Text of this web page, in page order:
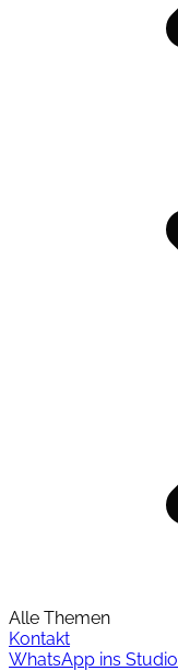
Alle Themen
Kontakt
WhatsApp ins Studio